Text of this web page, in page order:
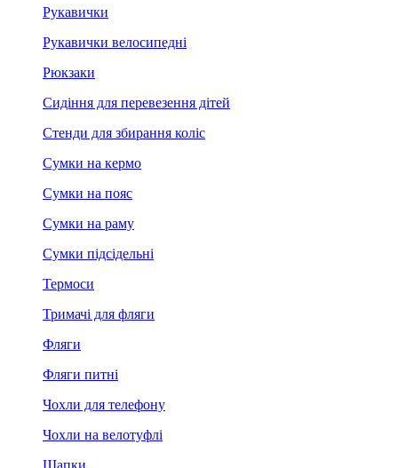
Рукавички
Рукавички велосипедні
Рюкзаки
Сидіння для перевезення дітей
Стенди для збирання коліс
Сумки на кермо
Сумки на пояс
Сумки на раму
Сумки підсідельні
Термоси
Тримачі для фляги
Фляги
Фляги питні
Чохли для телефону
Чохли на велотуфлі
Шапки